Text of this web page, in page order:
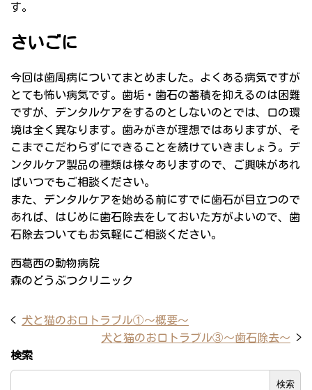
す。
さいごに
今回は歯周病についてまとめました。よくある病気ですが
とても怖い病気です。歯垢・歯石の蓄積を抑えるのは困難
ですが、デンタルケアをするのとしないのとでは、口の環
境は全く異なります。歯みがきが理想ではありますが、そ
こまでこだわらずにできることを続けていきましょう。デ
ンタルケア製品の種類は様々ありますので、ご興味があれ
ばいつでもご相談ください。
また、デンタルケアを始める前にすでに歯石が目立つので
あれば、はじめに歯石除去をしておいた方がよいので、歯
石除去ついてもお気軽にご相談ください。
西葛西の動物病院
森のどうぶつクリニック
< 犬と猫のお口トラブル①～概要～
犬と猫のお口トラブル③～歯石除去～ >
検索
検索